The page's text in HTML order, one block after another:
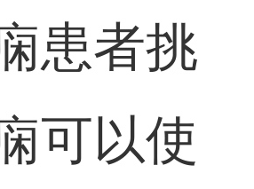
患者挑
可以使